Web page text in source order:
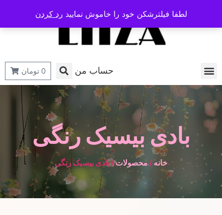
حساب من 0 تومان
بادی بیسیک رنگی
خانه /محصولات/ بادی بیسیک رنگی
لطفا فیلترشکن خود را خاموش نمایید رد کردن